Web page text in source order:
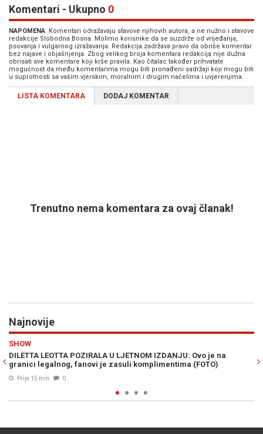
Komentari - Ukupno 0
NAPOMENA: Komentari odražavaju stavove njihovih autora, a ne nužno i stavove
redakcije Slobodna Bosna. Molimo korisnike da se suzdrže od vrijeđanja,
psovanja i vulgarnog izražavanja. Redakcija zadržava pravo da obriše komentar
bez najave i objašnjenja. Zbog velikog broja komentara redakcija nije dužna
obrisati sve komentare koji krše pravila. Kao čitalac također prihvatate
mogućnost da među komentarima mogu biti pronađeni sadržaji koji mogu biti
u suprotnosti sa vašim vjerskim, moralnim i drugim načelima i uvjerenjima.
LISTA KOMENTARA DODAJ KOMENTAR
Trenutno nema komentara za ovaj članak!
Najnovije
Ovo je na
(FOTO)
"PAO" ŠANER LAŽNJAKA: Inspekcija upala
poznatih marki vrijedne 13,6 miliona;